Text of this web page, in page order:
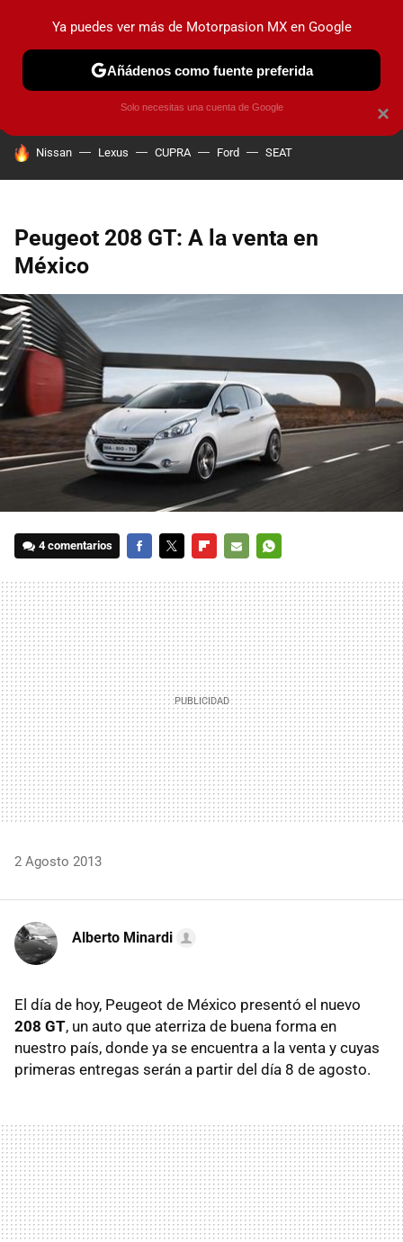
PRUEBAS INDUSTRIA HOY NO CIRCULA
HOY SE HABLA DE
Nissan Lexus CUPRA Ford SEAT
Peugeot 208 GT: A la venta en
México
4 comentarios
MAIL
2 Agosto 2013
Alberto Minardi
El día de hoy, Peugeot de México presentó el nuevo
208 GT, un auto que aterriza de buena forma en
nuestro país, donde ya se encuentra a la venta y cuyas
primeras entregas serán a partir del día 8 de agosto.
×
Ya puedes ver más de Motorpasion MX en Google
Añádenos como fuente preferida
Solo necesitas una cuenta de Google